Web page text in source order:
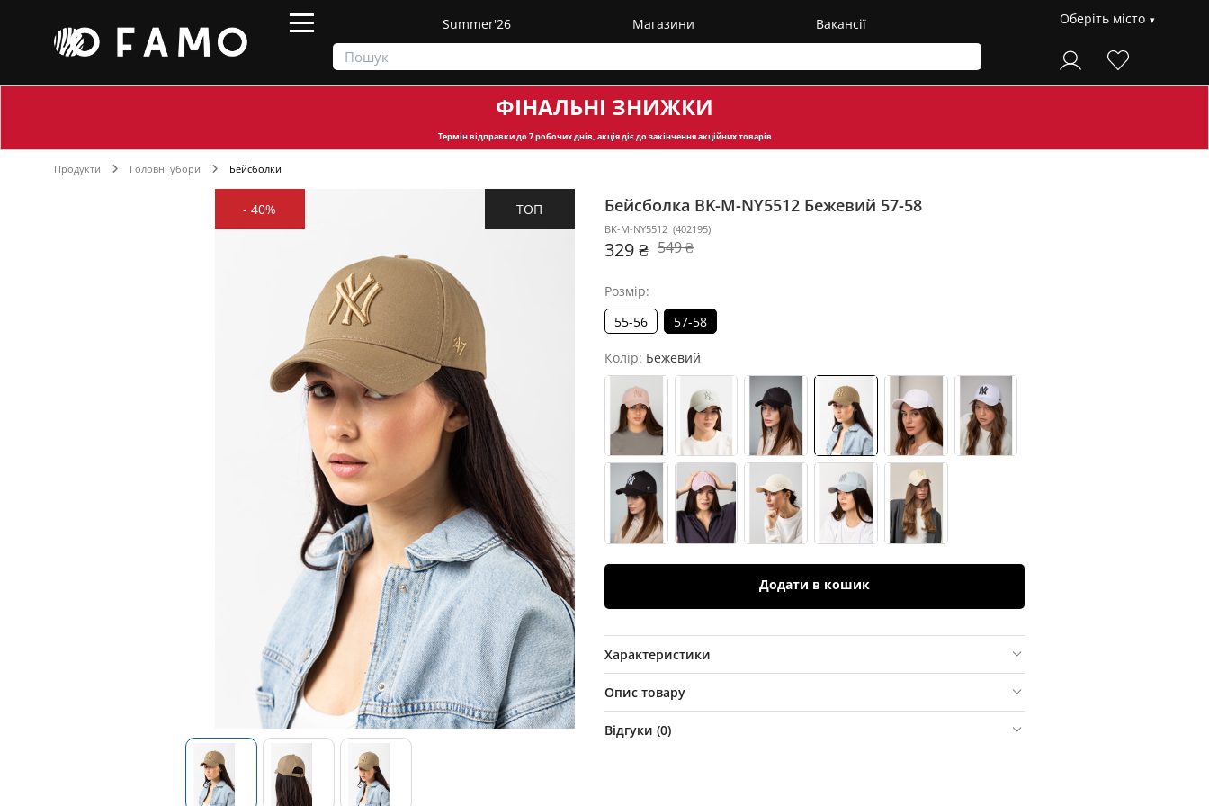
Summer'26 Магазини Вакансії Оберіть місто
ФІНАЛЬНІ ЗНИЖКИ
Термін відправкидо 7 робочих днів, акція діє до закінчення акційних товарів
Продукти Головні убори Бейсболки
-40% ТОП Бейсболка BK-M-NY5512 Бежевий 57-58
BK-M-NY5512 (402195)
329 ₴ 549 ₴
Розмір:
55-56
57-58
Колір: Бежевий
Додати в кошик
Характеристики
Опис товару
Відгуки (0)